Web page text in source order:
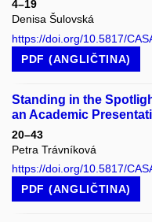
4–19
Denisa Šulovská
https://doi.org/10.5817/
PDF (ANGLIČTINA)
Standing in the
an Academic
20–43
Petra Trávníková
https://doi.org/10.5817/
PDF (ANGLIČTINA)